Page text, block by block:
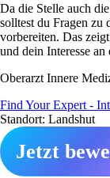
Da die Stelle auch
solltest du Fragen
vorbereiten. Das
und dein Interesse
Oberarzt Innere
Find Your Expert -
Standort: Landshut
Jetzt